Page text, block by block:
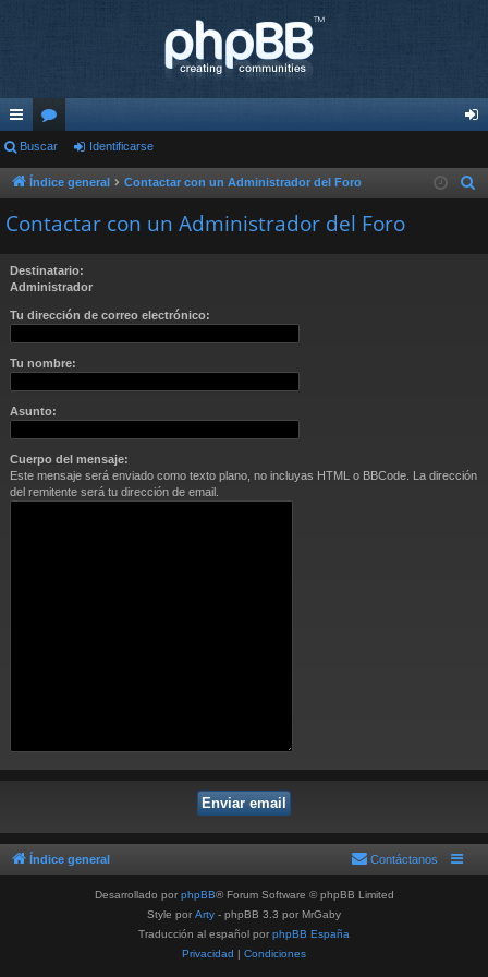
nl
ac
es
pi
do
s
or
os nti
Buscar Identificarse
Índice general Contactar con un Administrador del Foro
Contactar con un Administrador del Foro
Destinatario:
Administrador
Tu dirección de correo electrónico:
Tu nombre:
Asunto:
Cuerpo del mensaje:
Este mensaje será enviado como texto plano, no incluyas HTML o BBCode. La dirección
del remitente será tu dirección de email.
Índice general Contáctanos
Desarrollado por phpBB® Forum Software © phpBB Limited
Style por Arty - phpBB 3.3 por MrGaby
Traducción al español por phpBB España
Privacidad | Condiciones